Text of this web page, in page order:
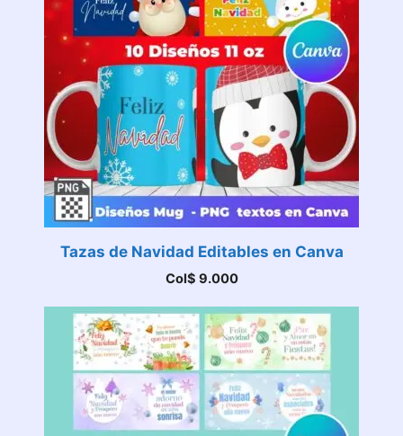
Tazas de Navidad Editables en Canva
Col$ 9.000